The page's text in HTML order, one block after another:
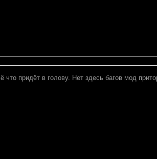
что придёт в голову. Нет здесь багов мод